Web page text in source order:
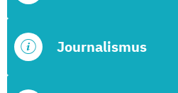
Journalismus